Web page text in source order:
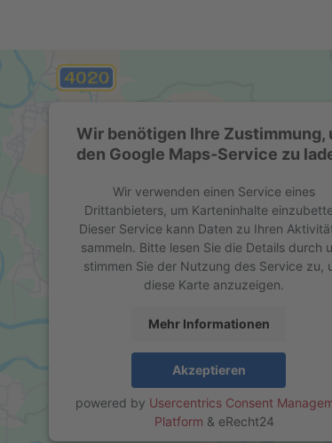
Wir benötigen Ihre Zustimmung,
den Google Maps-Service zu
Wir verwenden einen Service eines
Drittanbieters, um Karteninhalte
Dieser Service kann Daten zu Ihren
sammeln. Bitte lesen Sie die Details durch
stimmen Sie der Nutzung des Service zu,
diese Karte anzuzeigen.
Mehr Informationen
Akzeptieren
powered by Usercentrics Consent
Platform & eRecht24